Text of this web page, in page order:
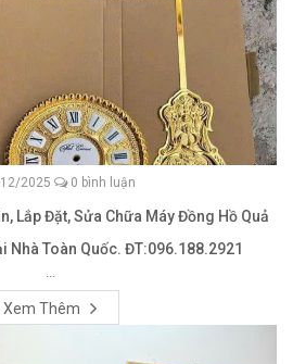
2025 0 bình luận
Lắp Đặt, Sửa Chữa Máy Đồng Hồ Quả
Nhà Toàn Quốc. ĐT:096.188.2921
Xem Thêm